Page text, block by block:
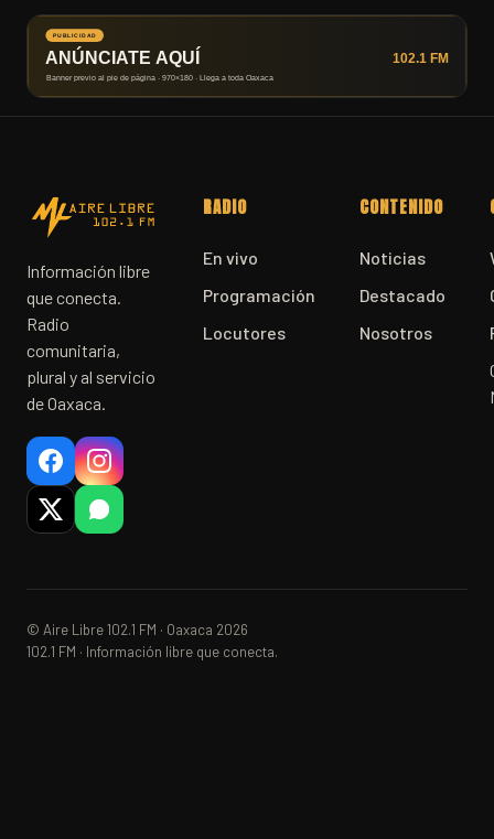
Información libre
que conecta.
Radio
comunitaria,
plural y al servicio
de Oaxaca.
RADIO
En vivo
Programación
Locutores
CONTENIDO
Noticias
Destacado
Nosotros
© Aire Libre 102.1 FM · Oaxaca 2026
102.1 FM · Información libre que conecta.